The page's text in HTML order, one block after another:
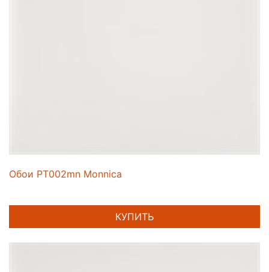
Обои PT002mn Monnica
КУПИТЬ